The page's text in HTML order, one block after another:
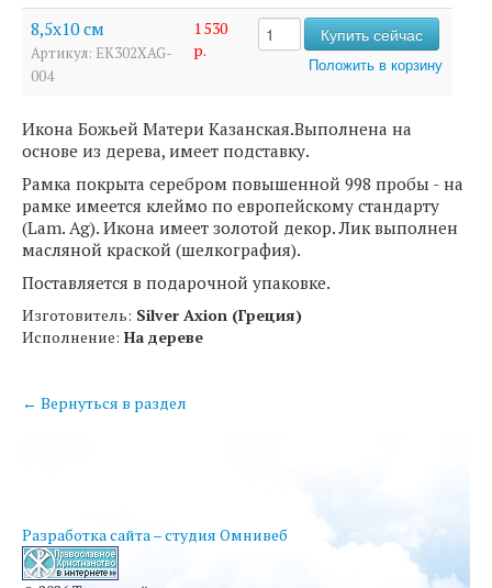
8,5х10 см
Артикул: EK302XAG-
004
1 530
р.
Икона Божьей Матери Казанская.Выполнена на
основе из дерева, имеет подставку.
Рамка покрыта серебром повышенной 998 пробы - на
рамке имеется клеймо по европейскому стандарту
(Lam. Ag). Икона имеет золотой декор. Лик выполнен
масляной краской (шелкография).
Поставляется в подарочной упаковке.
Изготовитель: Silver Axion (Греция)
Исполнение: На дереве
← Вернуться в раздел
Разработка сайта – студия Омнивеб